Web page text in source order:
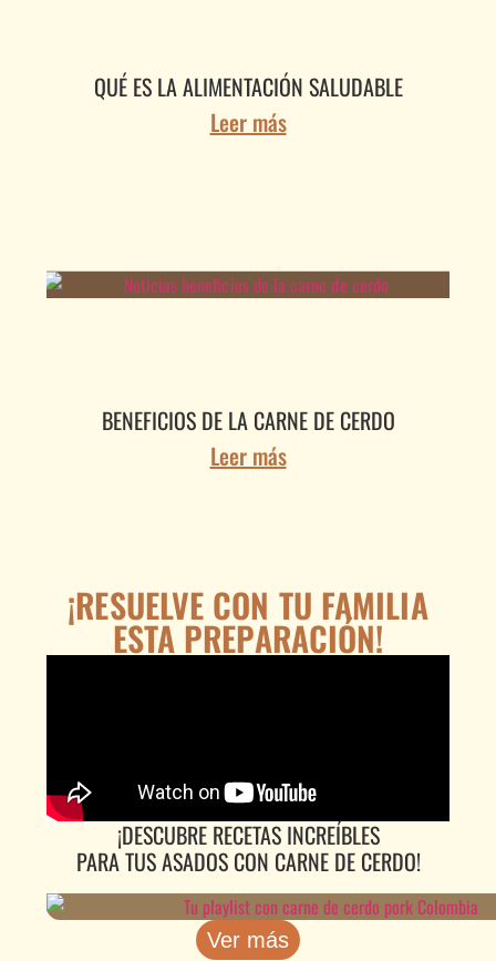
QUÉ ES LA ALIMENTACIÓN SALUDABLE
Leer más
BENEFICIOS DE LA CARNE DE CERDO
Leer más
¡RESUELVE CON TU FAMILIA
ESTA PREPARACIÓN!
¡DESCUBRE RECETAS INCREÍBLES
PARA TUS ASADOS CON CARNE DE CERDO!
Ver más